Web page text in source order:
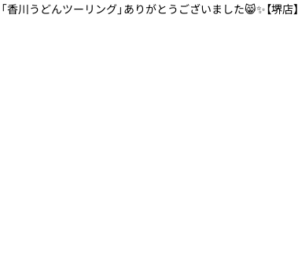
「香川うどんツーリング」ありがとうございました😸✨【堺店】